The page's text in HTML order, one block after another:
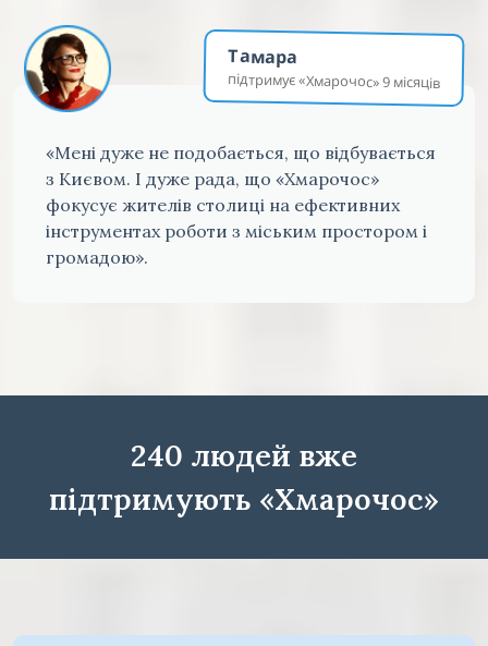
Тамара
підтримує «Хмарочос» 9 місяців
«Мені дуже не подобається, що відбувається
з Києвом. І дуже рада, що «Хмарочос»
фокусує жителів столиці на ефективних
інструментах роботи з міським простором і
громадою».
240 людей вже
підтримують «Хмарочос»